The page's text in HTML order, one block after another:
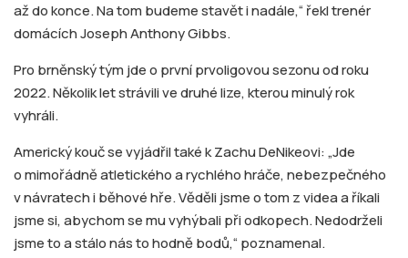
až do konce. Na tom budeme stavět i nadále,“ řekl trenér
domácích Joseph Anthony Gibbs.
Pro brněnský tým jde o první prvoligovou sezonu od roku
2022. Několik let strávili ve druhé lize, kterou minulý rok
vyhráli.
Americký kouč se vyjádřil také k Zachu DeNikeovi: „Jde
o mimořádně atletického a rychlého hráče, nebezpečného
v návratech i běhové hře. Věděli jsme o tom z videa a říkali
jsme si, abychom se mu vyhýbali při odkopech. Nedodrželi
jsme to a stálo nás to hodně bodů,“ poznamenal.